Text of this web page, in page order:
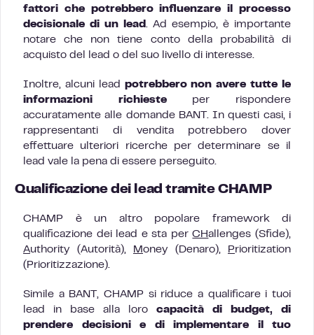
fattori che potrebbero influenzare il processo
decisionale di un lead . Ad esempio, è importante
notare che non tiene conto della probabilità di
acquisto del lead o del suo livello di interesse.
Inoltre, alcuni lead potrebbero non avere tutte le
informazioni richiesteper rispondere
accuratamente alle domande BANT. In questi casi, i
rappresentanti di vendita potrebbero dover
effettuare ulteriori ricerche per determinare se il
lead vale la pena di essere perseguito.
Qualificazione dei lead tramite CHAMP
CHAMP è un altro popolare framework di
qualificazione dei lead e sta perCHallenges (Sfide),
Authority (Autorità), Money (Denaro), Prioritization
(Prioritizzazione).
Simile a BANT, CHAMP si riduce a qualificare i tuoi
lead in base alla loro capacità di budget, di
prendere decisioni e di implementare il tuo